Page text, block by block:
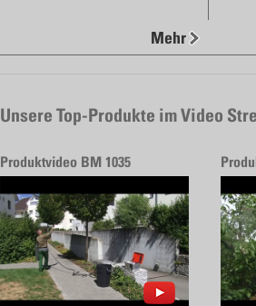
Mehr
Unsere Top-Produkte im Video
Produktvideo BM 1035